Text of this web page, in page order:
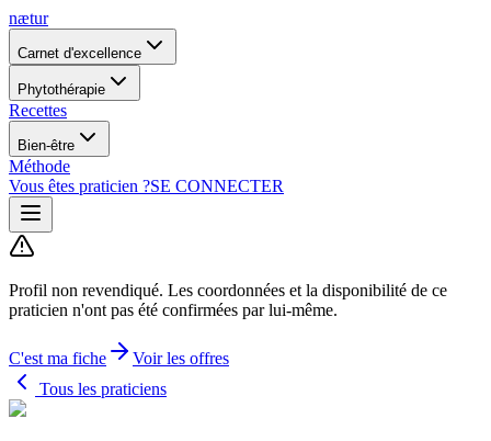
nætur
Carnet d'excellence
Phytothérapie
Recettes
Bien-être
Méthode
Vous êtes praticien ?SE CONNECTER
Profil non revendiqué. Les coordonnées et la disponibilité de ce
praticien n'ont pas été confirmées par lui-même.
C'est ma fiche
Voir les offres
Tous les praticiens